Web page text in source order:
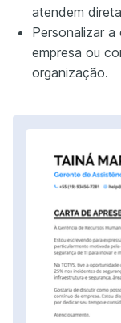
atendem
Personalizar
empresa ou
organização.